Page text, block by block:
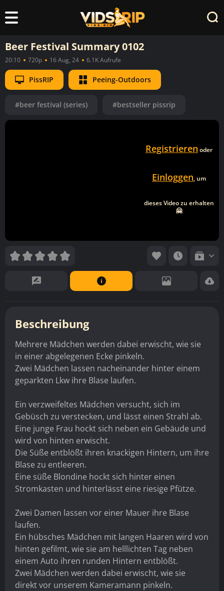
Beer Festival Summary 0102
20:10 720p 16 Aug, 24 6.1K Aufrufe
PissRIP Peeing-Outdoors
#beer festival (series) #bestseller pissrip
Registrieren oder
Einloggen, um
dieses Video zu erhalten
🤗
Beschreibung
Mehrere Mädchen werden dabei erwischt, wie sie
in einer abgelegenen Ecke pinkeln.
Zwei Mädchen lassen nacheinander hinter einem
geparkten Lkw ihre Blase laufen.
Ein verzweifeltes Mädchen versucht, sich im
Gebüsch zu verstecken, und lässt einen Strahl ab.
Eine junge Frau hockt sich neben ein Gebäude und
wird von hinten erwischt.
Die Süße entblößt ihren knackigen Hintern, um ihre
Blase zu entleeren.
Eine süße Blondine hockt sich hinter einen
Stromkasten und hinterlässt eine riesige Pfütze.
Zwei Damen lassen vor einer Mauer ihre Blase
laufen.
Ein hübsches Mädchen mit langen Haaren wird von
hinten gefilmt, wie sie am helllichten Tag neben
einem Auto ihren runden Hintern entblößt.
Zwei Mädchen werden dabei erwischt, wie sie
direkt vor unserem Kameramann pinkeln.